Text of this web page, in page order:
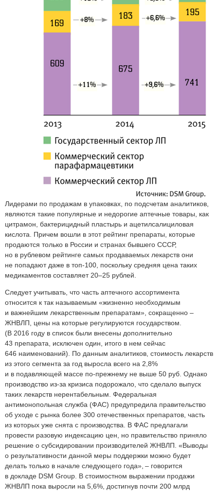
Лидерами по продажам в упаковках, по подсчетам аналитиков,
являются такие популярные и недорогие аптечные товары, как
цитрамон, бактерицидный пластырь и ацетилсалициловая
кислота. Причем вошли в этот рейтинг препараты, которые
продаются только в России и странах бывшего СССР,
но в рублевом рейтинге самых продаваемых лекарств они
не попадают даже в топ‑100, поскольку средняя цена таких
медикаментов составляет 20–25 рублей.
Следует учитывать, что часть аптечного ассортимента
относится к так называемым «жизненно необходимым
и важнейшим лекарственным препаратам», сокращенно –
ЖНВЛП, цены на которые регулируются государством.
(В 2016 году в список были внесены дополнительно
43 препарата, исключен один, итого в нем сейчас
646 наименований). По данным аналитиков, стоимость лекарств
из этого сегмента за год выросла всего на 2,8%
и в подавляющей массе по-прежнему не выше 50 руб. Однако
производство из-за кризиса подорожало, что сделало выпуск
таких лекарств нерентабельным. Федеральная
антимонопольная служба (ФАС) предупредила правительство
об уходе с рынка более 300 отечественных препаратов, часть
из которых уже снята с производства. В ФАС предлагали
провести разовую индексацию цен, но правительство приняло
решение о субсидировании производителей ЖНВЛП. «Выводы
о результативности данной меры поддержки можно будет
делать только в начале следующего года», – говорится
в докладе DSM Group. В стоимостном выражении продажи
ЖНВЛП пока выросли на 5,6%, достигнув почти 200 млрд